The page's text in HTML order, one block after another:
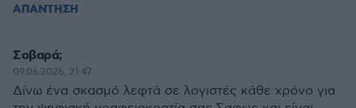
ΑΠΑΝΤΗΣΗ
Σοβαρά;
09.06.2026, 21:47
Δίνω ένα σκασμό λεφτά σε λογιστές κάθε χρόνο για